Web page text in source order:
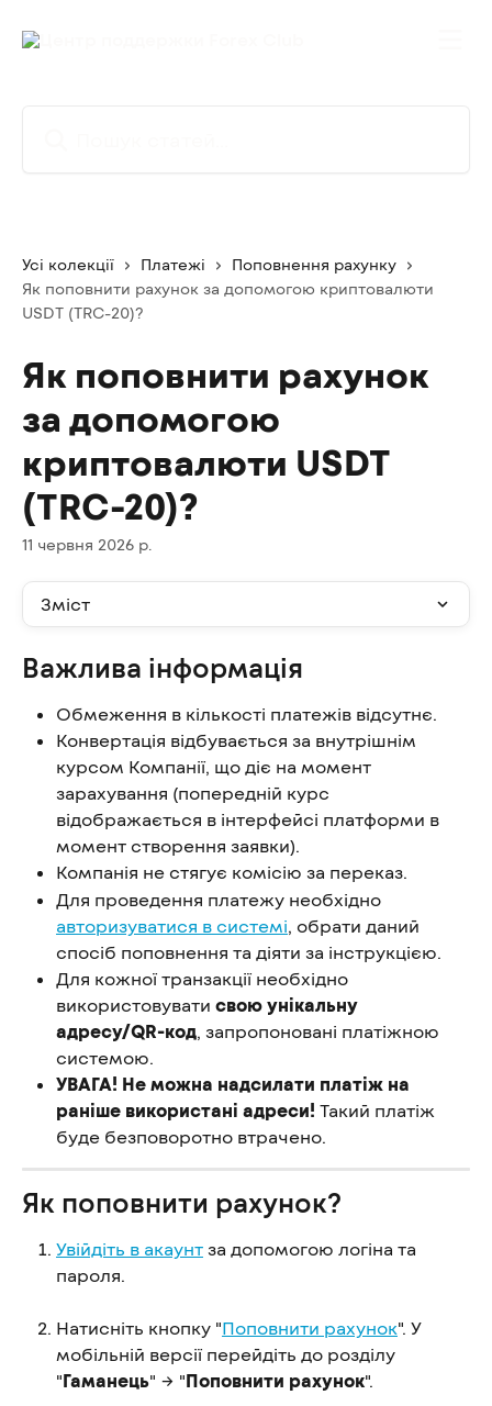
Усі колекції Платежі
Поповнення рахунку
Як поповнити рахунок за допомогою криптовалюти
USDT (TRC-20)?
Як поповнити рахунок
за допомогою
криптовалюти USDT
(TRC-20)?
11 червня 2026 р.
Зміст
Важлива інформація
Обмеження в кількості платежів відсутнє.
Конвертація відбувається за внутрішнім
курсом Компанії, що діє на момент
зарахування (попередній курс
відображається в інтерфейсі платформи в
момент створення заявки).
Компанія не стягує комісію за переказ.
Для проведення платежу необхідно
авторизуватися в системі, обрати даний
спосіб поповнення та діяти за інструкцією.
Для кожної транзакції необхідно
використовувати свою унікальну
адресу/QR-код, запропоновані платіжною
системою.
УВАГА! Не можна надсилати платіж на
раніше використані адреси! Такий платіж
буде безповоротно втрачено.
Як поповнити рахунок?
Увійдіть в акаунт за допомогою логіна та
пароля.
Натисніть кнопку "Поповнити рахунок". У
мобільній версії перейдіть до розділу
"Гаманець" → "Поповнити рахунок".